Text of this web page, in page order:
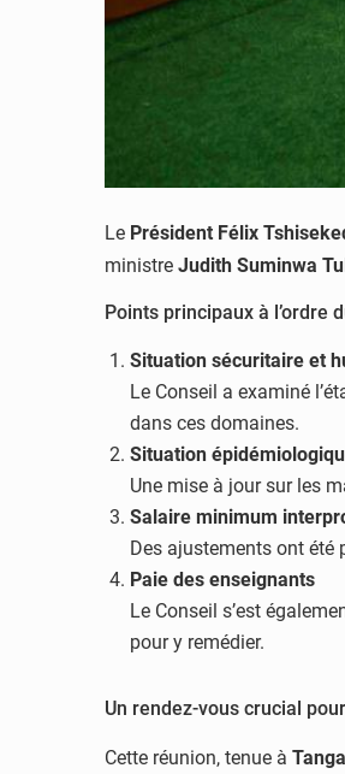
Le Président Félix
ministre Judith Suminwa
Points principaux à l’ordre
Situation sécuritaire et
Le Conseil a examiné
dans ces domaines.
Situation
Une mise à jour sur les
Salaire minimum
Des ajustements ont été
Paie des enseignants
Le Conseil s’est
pour y remédier.
Un rendez-vous crucial
Cette réunion, tenue à